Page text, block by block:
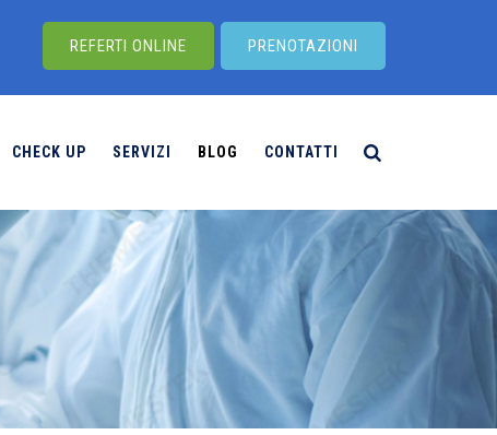
REFERTI ONLINE PRENOTAZIONI
CHECK UP SERVIZI BLOG CONTATTI